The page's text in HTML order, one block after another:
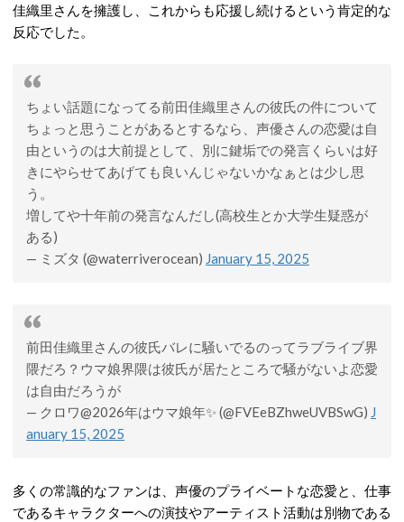
佳織里さんを擁護し、これからも応援し続けるという肯定的な
反応でした。
ちょい話題になってる前田佳織里さんの彼氏の件について
ちょっと思うことがあるとするなら、声優さんの恋愛は自
由というのは大前提として、別に鍵垢での発言くらいは好
きにやらせてあげても良いんじゃないかなぁとは少し思
う。
増してや十年前の発言なんだし(高校生とか大学生疑惑が
ある)
— ミズタ (@waterriverocean) January 15, 2025
前田佳織里さんの彼氏バレに騒いでるのってラブライブ界
隈だろ？ウマ娘界隈は彼氏が居たところで騒がないよ恋愛
は自由だろうが
— クロワ@2026年はウマ娘年✨ (@FVEeBZhweUVBSwG) J
anuary 15, 2025
多くの常識的なファンは、声優のプライベートな恋愛と、仕事
であるキャラクターへの演技やアーティスト活動は別物である